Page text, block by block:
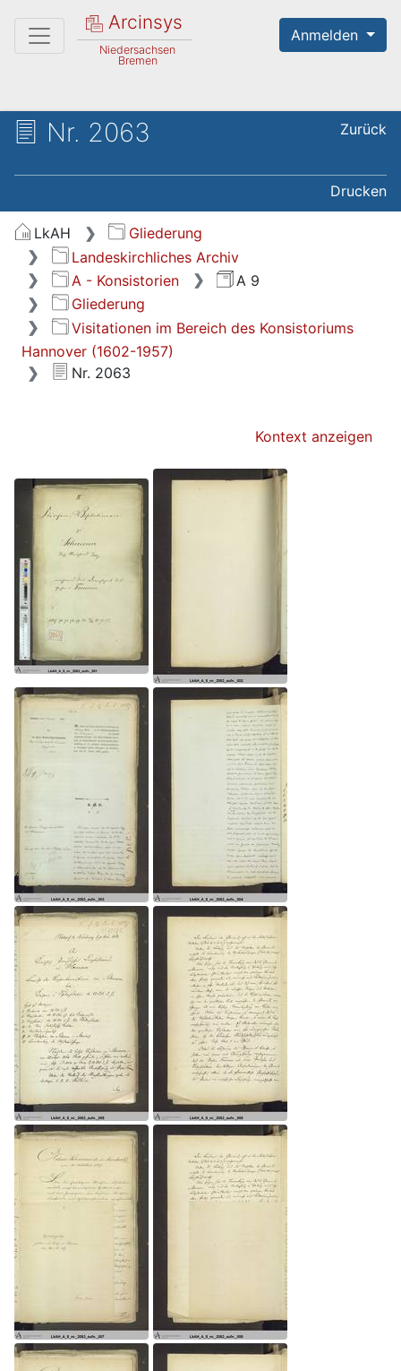
Arcinsys
Niedersachsen
Bremen
Anmelden
Nr. 2063 Zurück
Drucken
LkAH
Gliederung
Landeskirchliches Archiv
A - Konsistorien
A 9
Gliederung
Visitationen im Bereich des Konsistoriums
Hannover (1602-1957)
Nr. 2063
Kontext anzeigen